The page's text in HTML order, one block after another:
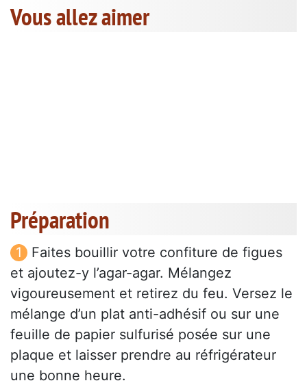
Vous allez aimer
Préparation
Faites bouillir votre confiture de figues
et ajoutez-y l’agar-agar. Mélangez
vigoureusement et retirez du feu. Versez le
mélange d’un plat anti-adhésif ou sur une
feuille de papier sulfurisé posée sur une
plaque et laisser prendre au réfrigérateur
une bonne heure.